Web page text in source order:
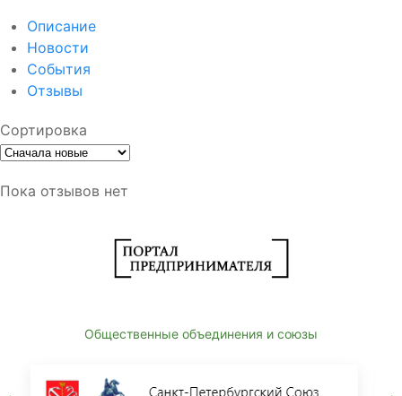
Описание
Новости
События
Отзывы
Сортировка
Пока отзывов нет
Общественные объединения и союзы